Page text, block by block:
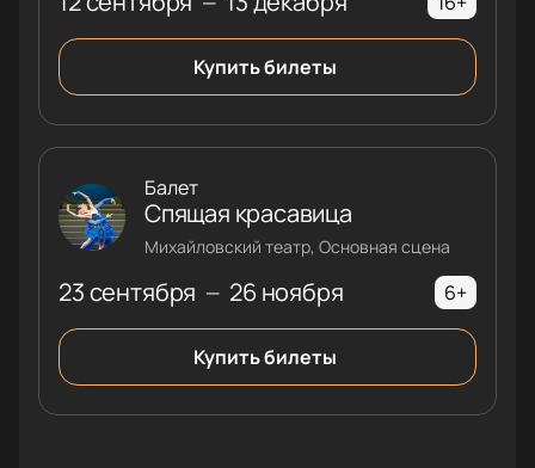
Купить билеты
23 сентября — 26 ноября
Балет
Спящая красавица
Михайловский театр, Основная сцена
6+
Купить билеты